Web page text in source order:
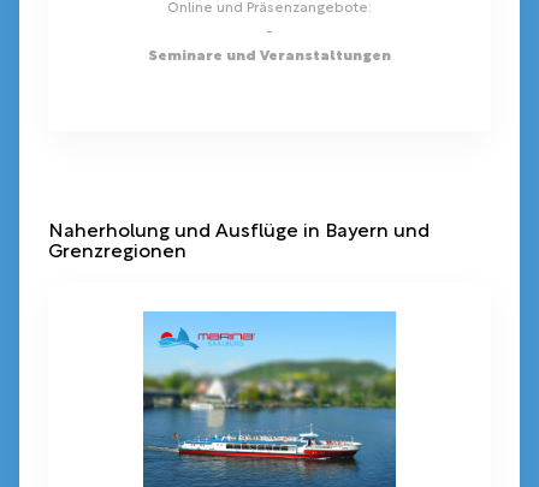
Online und Präsenzangebote:
-
Seminare und Veranstaltungen
Naherholung und Ausflüge in Bayern und
Grenzregionen